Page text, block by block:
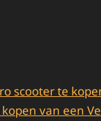
scooter te
van een